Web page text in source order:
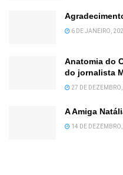
6 DE JANEIRO,
Anatomia do
do jornalista
27 DE
A Amiga
14 DE